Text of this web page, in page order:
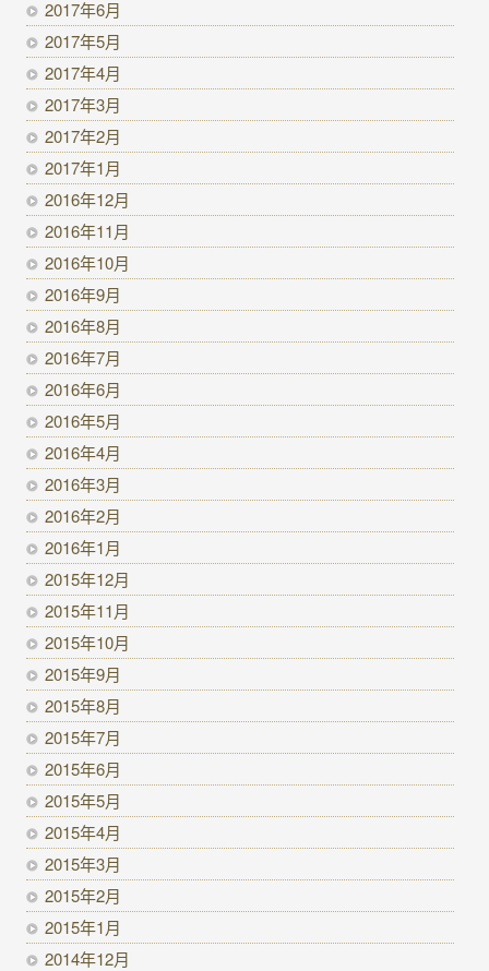
2017年6月
2017年5月
2017年4月
2017年3月
2017年2月
2017年1月
2016年12月
2016年11月
2016年10月
2016年9月
2016年8月
2016年7月
2016年6月
2016年5月
2016年4月
2016年3月
2016年2月
2016年1月
2015年12月
2015年11月
2015年10月
2015年9月
2015年8月
2015年7月
2015年6月
2015年5月
2015年4月
2015年3月
2015年2月
2015年1月
2014年12月